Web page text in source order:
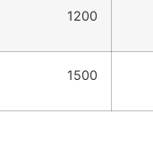
1200
1500